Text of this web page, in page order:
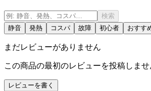
検索
静音
発熱 コスパ 故障 初心者 おすす
まだレビューがありません
この商品の最初のレビューを投稿しませ
レビューを書く